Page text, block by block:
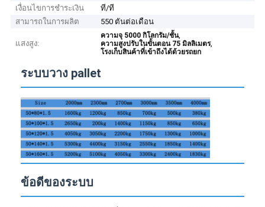
เงื่อนไขการชำระเงิน
ที/ที
สามารถในการผลิต
550 ตันต่อเดือน
แสงสูง:
ความจุ 5000 กิโลกรัม/ชั้น,
ความสูงปรับในขั้นตอน 75 มิลลิเมตร,
โรงเก็บสินค้าที่เข้าถึงได้ด้วยรถยก
ระบบวาง pallet
ข้อดีของระบบ